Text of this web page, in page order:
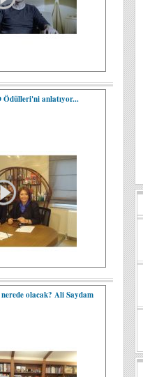
Ödülleri'ni anlatıyor...
olacak? Ali Saydam